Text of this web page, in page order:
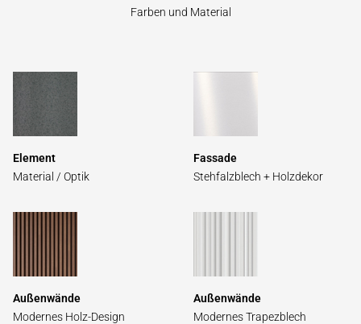
Farben und Material
Element
Material / Optik
Fassade
Steh­falz­blech + Holz­dekor
Außen­wände
Modernes Holz-Design
Außenwände
Modernes Trapez­blech